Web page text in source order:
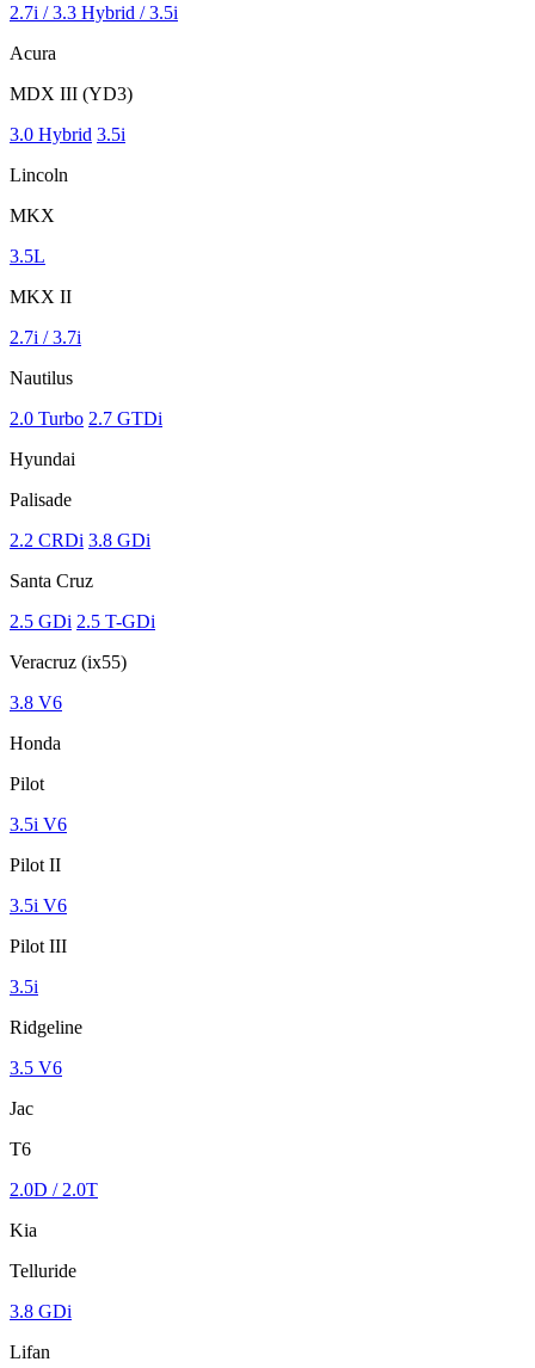
2.7i / 3.3 Hybrid / 3.5i
Acura
MDX III (YD3)
3.0 Hybrid 3.5i
Lincoln
MKX
3.5L
MKX II
2.7i / 3.7i
Nautilus
2.0 Turbo 2.7 GTDi
Hyundai
Palisade
2.2 CRDi 3.8 GDi
Santa Cruz
2.5 GDi 2.5 T-GDi
Veracruz (ix55)
3.8 V6
Honda
Pilot
3.5i V6
Pilot II
3.5i V6
Pilot III
3.5i
Ridgeline
3.5 V6
Jac
T6
2.0D / 2.0T
Kia
Telluride
3.8 GDi
Lifan